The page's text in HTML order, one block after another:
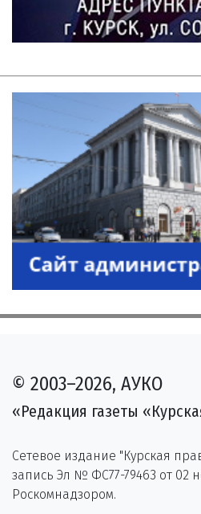
© 2003–2026, АУКО
«Редакция газеты
Сетевое издание "Курская
запись Эл № ФС77-79463 от 02
Роскомнадзором.